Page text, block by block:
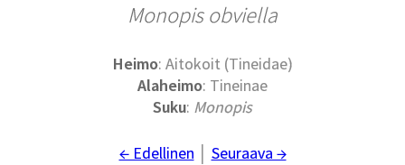
Monopis obviella
Heimo: Aitokoit (Tineidae)
Alaheimo: Tineinae
Suku: Monopis
← Edellinen Seuraava →